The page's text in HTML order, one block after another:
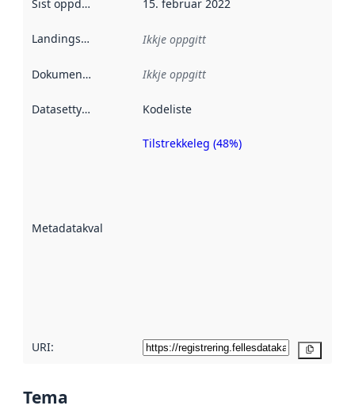
Sist oppdatert 15. februar 2022
Landingsside Ikkje oppgitt
Dokumentasjon Ikkje oppgitt
Datasettype Kodeliste
Metadatakvalitet
Metadatakvalitet
Tilstrekkeleg (48%)
URI:
Tema